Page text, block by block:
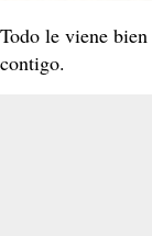
Todo le viene
contigo.